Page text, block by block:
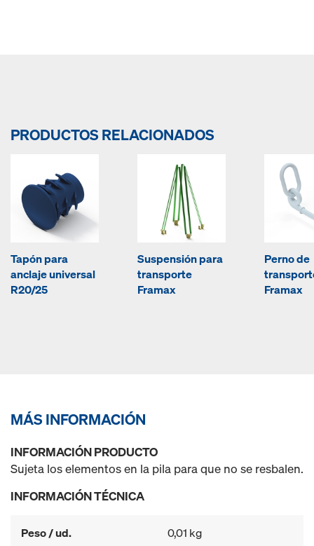
PRODUCTOS RELACIONADOS
Tapón para
anclaje universal
R20/25
Suspensión para
transporte
Framax
Perno de
Framax
MÁS INFORMACIÓN
INFORMACIÓN PRODUCTO
Sujeta los elementos en la pila para que no se resbalen.
INFORMACIÓN TÉCNICA
Peso / ud. 0,01 kg